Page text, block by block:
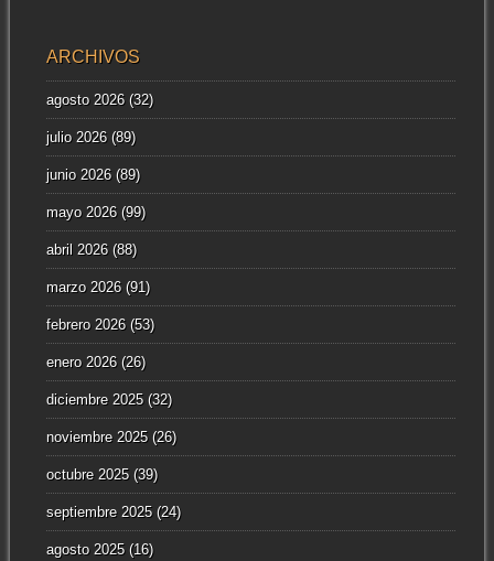
ARCHIVOS
agosto 2026(32)
julio 2026(89)
junio 2026(89)
mayo 2026(99)
abril 2026(88)
marzo 2026(91)
febrero 2026(53)
enero 2026(26)
diciembre 2025(32)
noviembre 2025(26)
octubre 2025(39)
septiembre 2025(24)
agosto 2025(16)